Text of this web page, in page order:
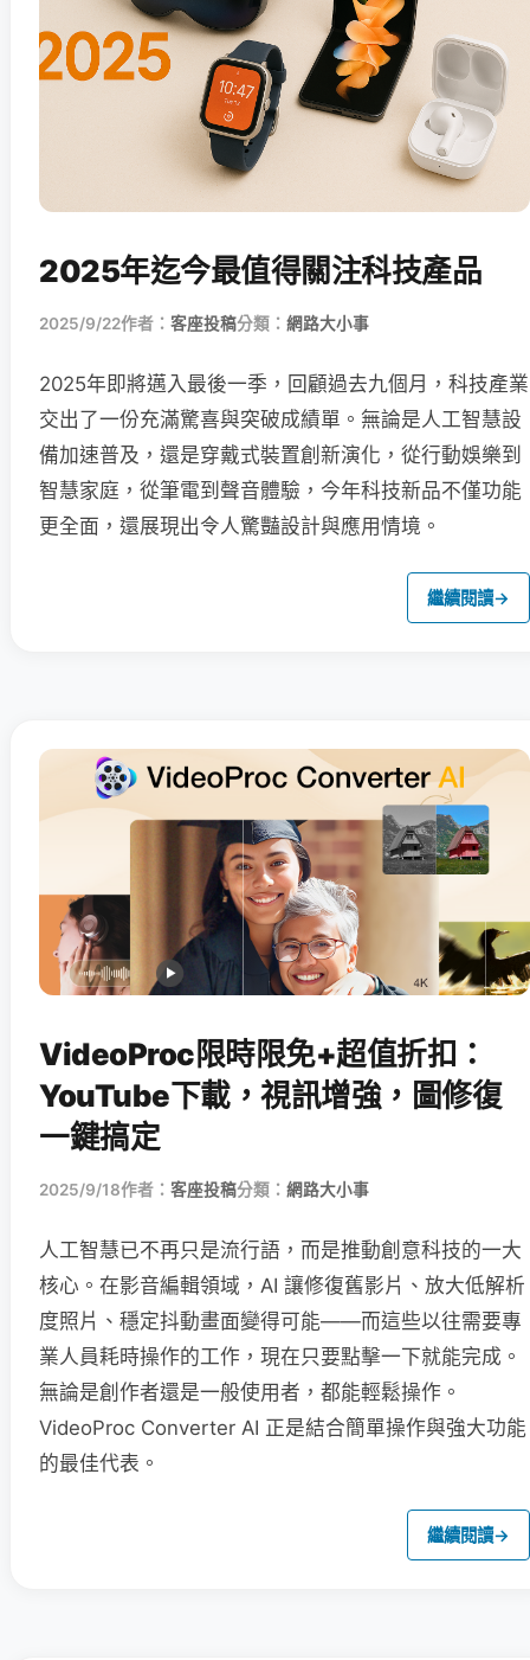
2025年迄今最值得關注科技產品
2025/9/22作者： 客座投稿分類： 網路大小事
2025年即將邁入最後一季，回顧過去九個月，科技產業
交出了一份充滿驚喜與突破成績單。無論是人工智慧設
備加速普及，還是穿戴式裝置創新演化，從行動娛樂到
智慧家庭，從筆電到聲音體驗，今年科技新品不僅功能
更全面，還展現出令人驚豔設計與應用情境。
繼續閱讀→
VideoProc限時限免+超值折扣：
YouTube下載，視訊增強，圖修復
一鍵搞定
2025/9/18作者： 客座投稿分類： 網路大小事
人工智慧已不再只是流行語，而是推動創意科技的一大
核心。在影音編輯領域，AI 讓修復舊影片、放大低解析
度照片、穩定抖動畫面變得可能——而這些以往需要專
業人員耗時操作的工作，現在只要點擊一下就能完成。
無論是創作者還是一般使用者，都能輕鬆操作。
VideoProc Converter AI 正是結合簡單操作與強大功能
的最佳代表。
繼續閱讀→